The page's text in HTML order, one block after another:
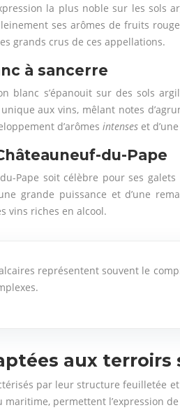
la plus noble sur les sols
ses arômes de fruits
grands crus de ces appellations.
à sancerre
blanc s’épanouit sur des sols
aux vins, mêlant notes
d’arômes intenses et
du-Pape
Pape soit célèbre pour ses
grande puissance et d’une
vins riches en alcool.
représentent souvent le
aux terroirs
par leur structure feuilletée
permettent l’expression